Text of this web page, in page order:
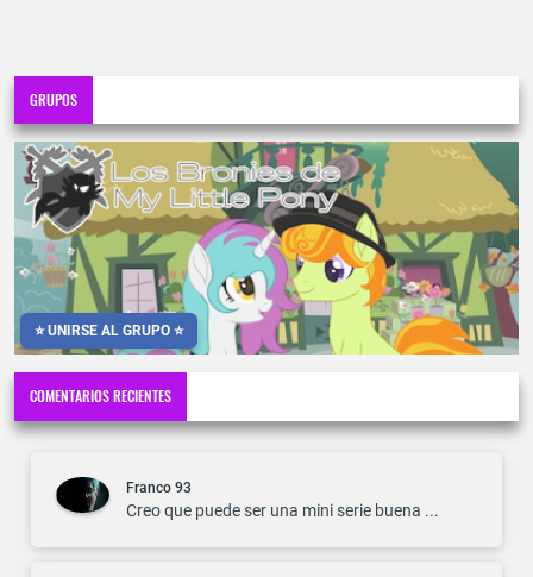
GRUPOS
⭐ UNIRSE AL GRUPO ⭐
COMENTARIOS RECIENTES
Franco 93
Creo que puede ser una mini serie buena ...